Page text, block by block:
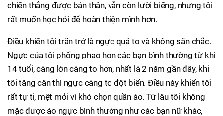
chiến thắng được bản thân, vẫn còn lười biếng, nhưng tôi
rất muốn học hỏi để hoàn thiện mình hơn.
Điều khiến tôi trăn trở là ngực quá to và không săn chắc.
Ngực của tôi phổng phao hơn các bạn bình thường từ khi
14 tuổi, càng lớn càng to hơn, nhất là 2 năm gần đây, khi
tôi tăng cân thì ngực càng to đột biến. Điều này khiến tôi
rất tự ti, mệt mỏi vì khó chọn quần áo. Từ lâu tôi không
mặc được áo ngực bình thường như các bạn nữ khác,